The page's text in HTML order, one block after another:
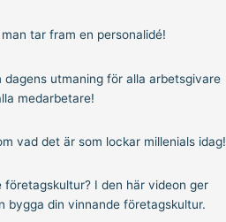
tar fram en personalidé!
utmaning för alla arbetsgivare
medarbetare!
vad det är som lockar millenials idag!
I den här videon ger
bygga din vinnande företagskultur.